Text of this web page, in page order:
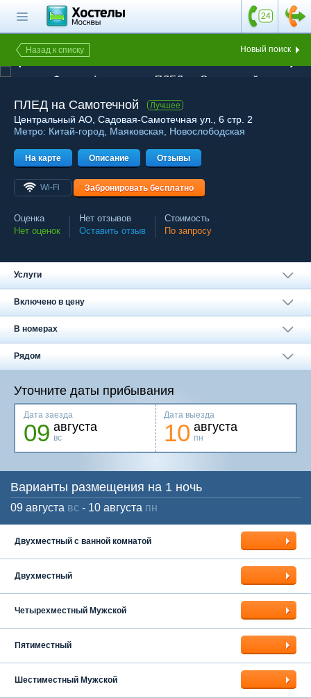
Назад к списку Новый поиск
Фотография хостела ПЛЕД на Самотечной
ПЛЕД на Самотечной Лучшее
Центральный АО , Садовая-Самотечная ул., 6 стр. 2
Метро: Китай-город Маяковская Новослободская
На карте Описание Отзывы
Wi-Fi Забронировать бесплатно
Оценка
Нет оценок
Нет отзывов
Оставить отзыв
Стоимость
По запросу
Услуги
Включено в цену
В номерах
Рядом
Уточните даты прибывания
Дата заезда
09 августа
вс
Дата выезда
10 августа
пн
Варианты размещения на 1 ночь
09 августа вс - 10 августа пн
Двухместный с ванной комнатой
Двухместный
Четырехместный Мужской
Пятиместный
Шестиместный Мужской
Главная страница
Поиск хостела
Все хостелы
Отзывы о
хостелах
Каталог хостелов
Как оплатить
Контакты
в социальных сетях
Бесплатный по России
8 (800) 222-58-32
Петербург
+7 (812) 418-22-18
Полная версия сайта